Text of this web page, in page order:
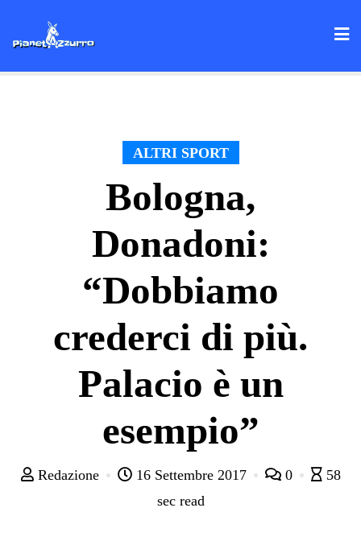
ALTRI SPORT
Bologna,
Donadoni:
“Dobbiamo
crederci di più.
Palacio è un
esempio”
Redazione 16 Settembre 2017 0
58
sec read